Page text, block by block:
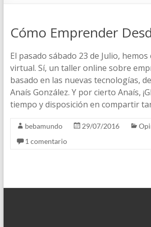
Cómo Emprender
El pasado sábado 23 de Julio,
virtual. Sí, un taller online sobre
basado en las nuevas tecnologías,
Anaís González. Y por cierto Anaís,
tiempo y disposición en compartir
bebamundo 29/07/2016
1 comentario